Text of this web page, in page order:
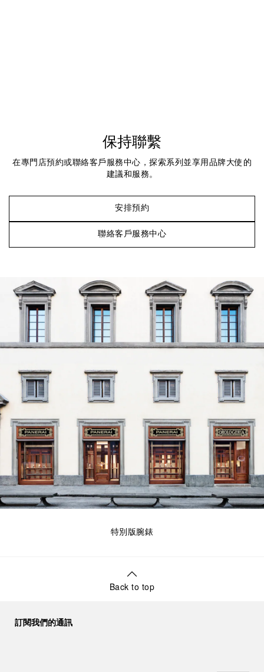
保持聯繫
在專門店預約或聯絡客戶服務中心，探索系列並享用品牌大使的
建議和服務。
安排預約
聯絡客戶服務中心
特別版腕錶
Back to top
訂閱我們的通訊